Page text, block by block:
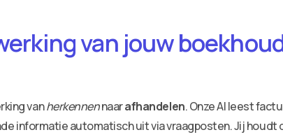
van jouw
vanherkennennaarafhandelen. Onze AI leest
informatie automatisch uit via vraagposten. Jij